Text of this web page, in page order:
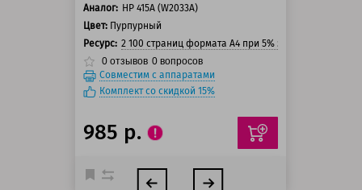
Аналог: HP 415A (W2033A)
Цвет: Пурпурный
Ресурс: 2 100 страниц формата А4 при 5% заполнении
0 отзывов 0 вопросов
Совместим с аппаратами
Комплект со скидкой 15%
985 р.